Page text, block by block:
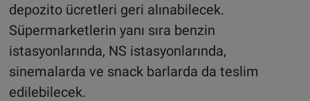
depozito ücretleri geri alınabilecek.
Süpermarketlerin yanı sıra benzin
istasyonlarında, NS istasyonlarında,
sinemalarda ve snack barlarda da teslim
edilebilecek.